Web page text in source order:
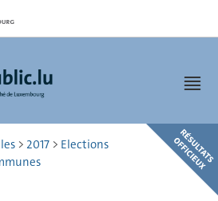
> 2017 > Elections